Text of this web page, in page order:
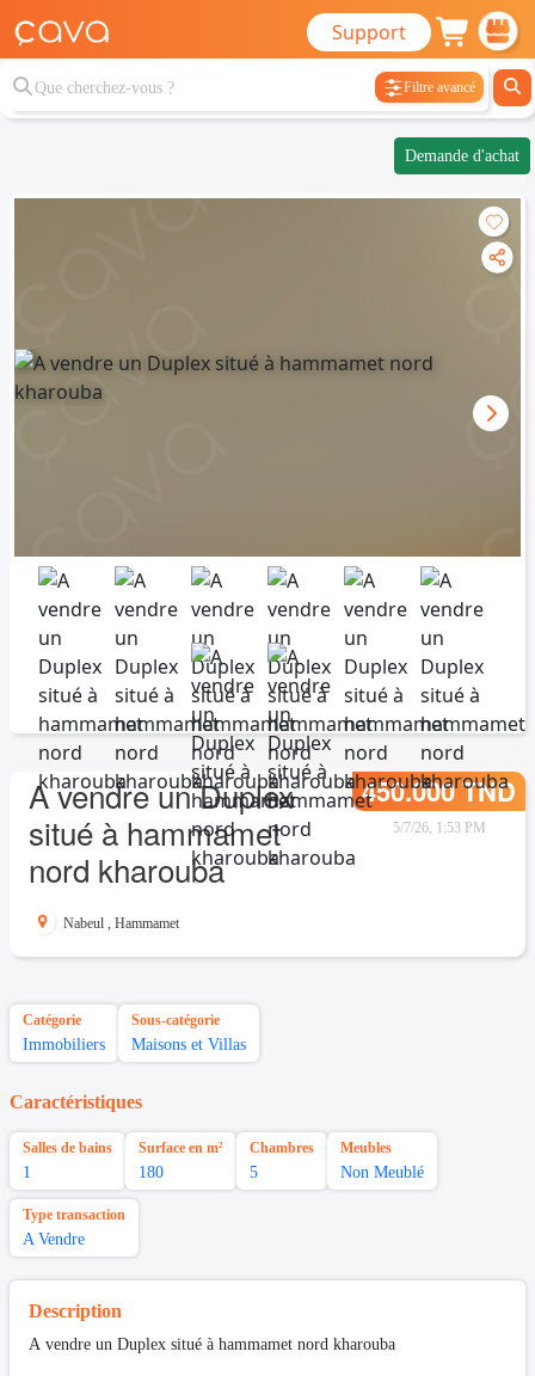
Support
Filtre avancé
Demande d'achat
A vendre un Duplex
situé à hammamet
nord kharouba
450.000 TND
5/7/26, 1:53 PM
Nabeul , Hammamet
Catégorie
Immobiliers
Sous-catégorie
Maisons et Villas
Caractéristiques
Salles de bains
1
Surface en m²
180
Chambres
5
Meubles
Non Meublé
Type transaction
A Vendre
Description
A vendre un Duplex situé à hammamet nord kharouba